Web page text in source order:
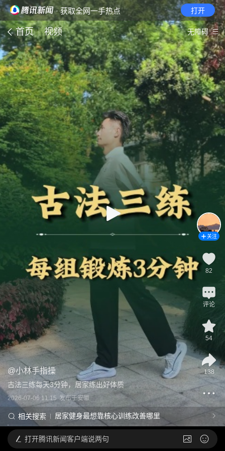
· 获取全网一手热点 打开
首页 视频 无障碍
@小林手指操
古法三练每天3分钟，居家练出好体质
2026-07-06 11:15 发布于安徽
相关搜索 居家健身最想靠核心训练改善哪里
关注
82
评论
54
138
打开腾讯新闻客户端说两句